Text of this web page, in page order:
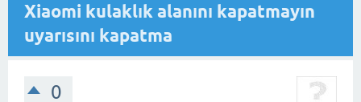
Xiaomi kulaklık alanını kapatmayın
uyarısını kapatma
0